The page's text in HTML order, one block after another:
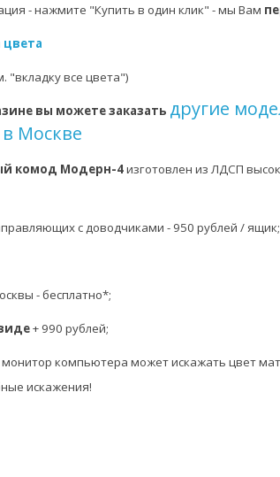
- нажмите "Купить в один клик" - мы Вам
цвета
"вкладку все цвета")
вы можетезаказать другие
Москве
комод Модерн-4изготовлен из ЛДСП
с доводчиками - 950 рублей / ящик;
- бесплатно*;
+ 990 рублей;
компьютера может искажать цвет
искажения!